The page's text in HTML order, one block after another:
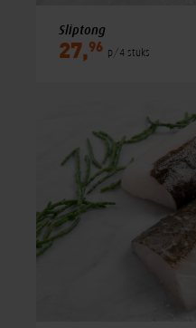
Sliptong
27,96 p/4 stuks